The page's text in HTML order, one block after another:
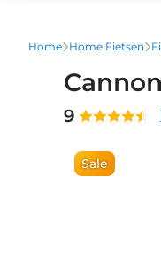
Home Home Fietsen
9
Sale